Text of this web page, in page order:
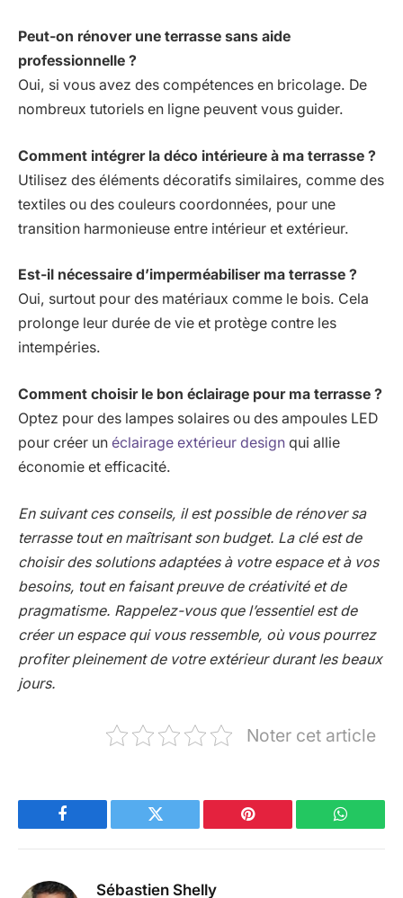
Peut-on rénover une terrasse sans aide
professionnelle ?
Oui, si vous avez des compétences en bricolage. De
nombreux tutoriels en ligne peuvent vous guider.
Comment intégrer la déco intérieure à ma terrasse ?
Utilisez des éléments décoratifs similaires, comme des
textiles ou des couleurs coordonnées, pour une
transition harmonieuse entre intérieur et extérieur.
Est-il nécessaire d’imperméabiliser ma terrasse ?
Oui, surtout pour des matériaux comme le bois. Cela
prolonge leur durée de vie et protège contre les
intempéries.
Comment choisir le bon éclairage pour ma terrasse ?
Optez pour des lampes solaires ou des ampoules LED
pour créer un éclairage extérieur design qui allie
économie et efficacité.
En suivant ces conseils, il est possible de rénover sa
terrasse tout en maîtrisant son budget. La clé est de
choisir des solutions adaptées à votre espace et à vos
besoins, tout en faisant preuve de créativité et de
pragmatisme. Rappelez-vous que l’essentiel est de
créer un espace qui vous ressemble, où vous pourrez
profiter pleinement de votre extérieur durant les beaux
jours.
Noter cet article
Facebook Twitter Pinterest
Sébastien Shelly